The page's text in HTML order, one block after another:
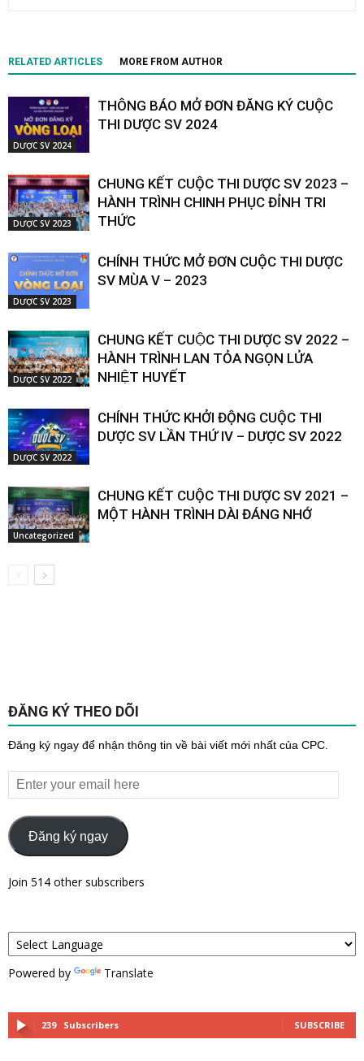
RELATED ARTICLES MORE FROM AUTHOR
DƯỢC SV 2024
THÔNG BÁO MỞ ĐƠN ĐĂNG KÝ CUỘC
THI DƯỢC SV 2024
DƯỢC SV 2023
CHUNG KẾT CUỘC THI DƯỢC SV 2023 –
HÀNH TRÌNH CHINH PHỤC ĐỈNH TRI
THỨC
DƯỢC SV 2023
CHÍNH THỨC MỞ ĐƠN CUỘC THI DƯỢC
SV MÙA V – 2023
DƯỢC SV 2022
CHUNG KẾT CUỘC THI DƯỢC SV 2022 –
HÀNH TRÌNH LAN TỎA NGỌN LỬA
NHIỆT HUYẾT
DƯỢC SV 2022
CHÍNH THỨC KHỞI ĐỘNG CUỘC THI
DƯỢC SV LẦN THỨ IV – DƯỢC SV 2022
Uncategorized
CHUNG KẾT CUỘC THI DƯỢC SV 2021 –
MỘT HÀNH TRÌNH DÀI ĐÁNG NHỚ
ĐĂNG KÝ THEO DÕI
Đăng ký ngay để nhận thông tin về bài viết mới nhất của CPC.
Enter
your
hereĐăng ký ngay
Join 514 other subscribers
Powered by Translate
239 Subscribers SUBSCRIBE